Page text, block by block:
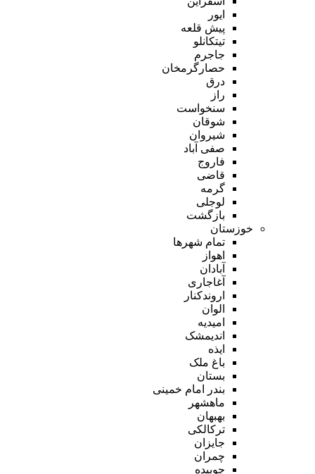
ایور
پیش قلعه
تیتکانلو
جاجرم
حصارگرمخان
درق
راز
سنخواست
شوقان
شیروان
صفی آباد
فاروج
قاضی
گرمه
لوجلی
بازگشت
خوزستان
تمام شهر‌ها
اهواز
آبادان
آغاجاری
اروندکنار
الوان
امیدیه
اندیمشک
ایذه
باغ ملک
بستان
بندر امام خمینی
ماهشهر
بهبهان
ترکالکی
جایزان
چمران
چوبیده